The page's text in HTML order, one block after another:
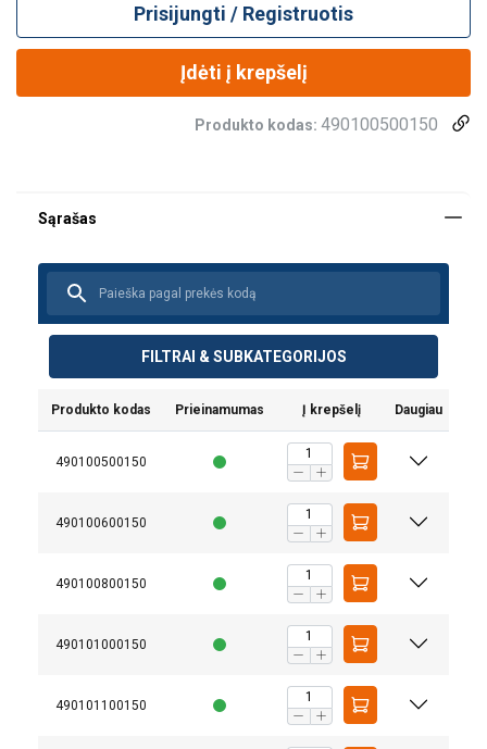
Prisijungti / Registruotis
Įdėti į krepšelį
Produkto kodas: 490100500150
FILTRAI & SUBKATEGORIJOS
Produkto kodas Prieinamumas Į krepšelį Daugiau
490100500150
490100600150
490100800150
490101000150
490101100150
Padengimas: